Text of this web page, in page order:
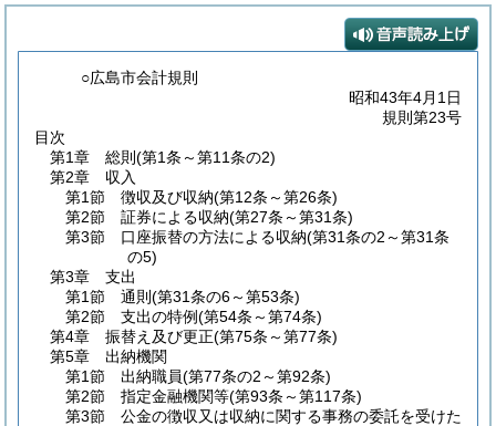
○広島市会計規則
昭和43年4月1日
規則第23号
目次
第1章
総則 (第1条～第11条の2)
第2章
収入
第1節
徴収及び収納(第12条～第26条)
第2節
証券による収納(第27条～第31条)
第3節
口座振替の方法による収納(第31条の2～第31条
の5)
第3章
支出
第1節
通則 (第31条の6～第53条)
第2節
支出の特例(第54条～第74条)
第4章
振替え及び更正(第75条～第77条)
第5章
出納機関
第1節
出納職員(第77条の2～第92条)
第2節
指定金融機関等(第93条～第117条)
第3節
公金の徴収又は収納に関する事務の委託を受けた